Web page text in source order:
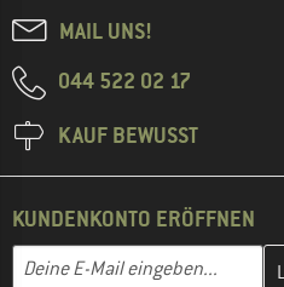
MAIL UNS!
044 522 02 17
KAUF BEWUSST
KUNDENKONTO ERÖFFNEN
E-Mail-Adresse
Gib hier deine E-Mail-Adresse